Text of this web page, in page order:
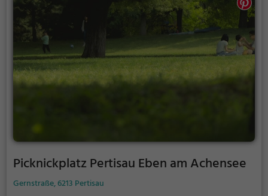
Picknickplatz Pertisau Eben am Achensee
Gernstraße, 6213 Pertisau